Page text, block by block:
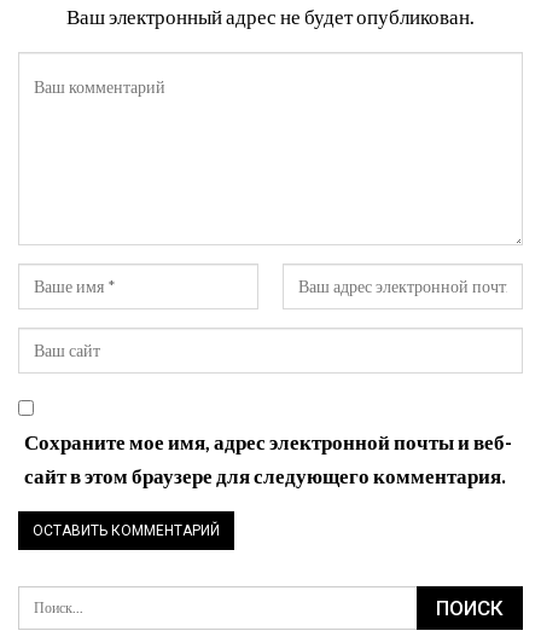
Ваш электронный адрес не будет опубликован.
Сохраните мое имя, адрес электронной почты и веб-
сайт в этом браузере для следующего комментария.